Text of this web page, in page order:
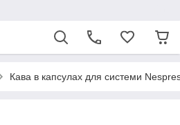
Кава в капсулах для системи